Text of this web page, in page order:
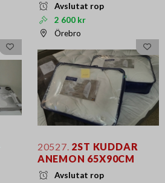
Avslutat rop
2 600 kr
Örebro
20527. 2ST KUDDAR
ANEMON 65X90CM
Avslutat rop